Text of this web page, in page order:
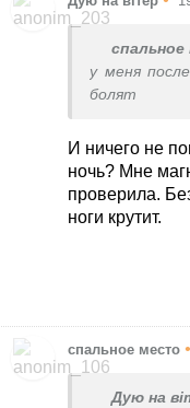
у меня
болят
И ничего не
ночь? Мне
проверила.
ноги крутит.
спальное место •
Дую на